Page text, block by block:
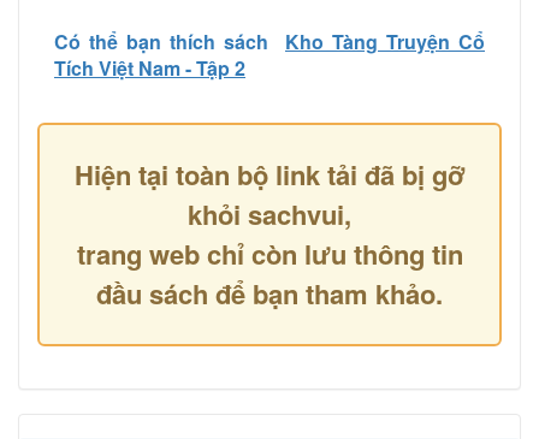
Có thể bạn thích sách
Kho Tàng Truyện Cổ
Tích Việt Nam - Tập 2
Hiện tại toàn bộ link tải đã bị gỡ
khỏi sachvui,
trang web chỉ còn lưu thông tin
đầu sách để bạn tham khảo.